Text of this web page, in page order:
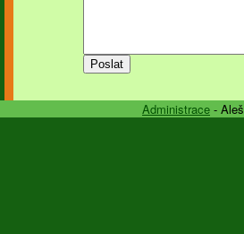
Administrace -